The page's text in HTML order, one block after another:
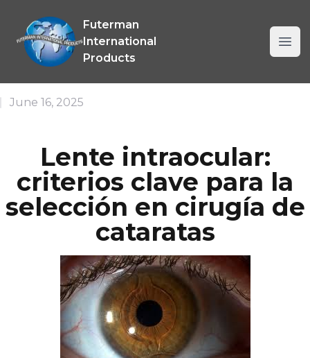
Allanmar International Company SRL
Futerman
International
Products
June 16, 2025
Lente intraocular:
criterios clave para la
selección en cirugía de
cataratas